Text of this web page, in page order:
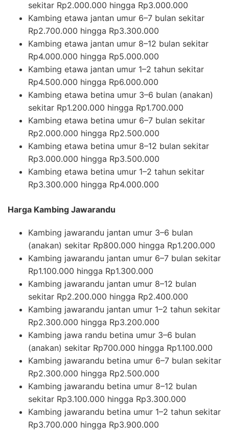
sekitar Rp2.000.000 hingga Rp3.000.000
Kambing etawa jantan umur 6–7 bulan sekitar
Rp2.700.000 hingga Rp3.300.000
Kambing etawa jantan umur 8–12 bulan sekitar
Rp4.000.000 hingga Rp5.000.000
Kambing etawa jantan umur 1–2 tahun sekitar
Rp4.500.000 hingga Rp6.000.000
Kambing etawa betina umur 3–6 bulan (anakan)
sekitar Rp1.200.000 hingga Rp1.700.000
Kambing etawa betina umur 6–7 bulan sekitar
Rp2.000.000 hingga Rp2.500.000
Kambing etawa betina umur 8–12 bulan sekitar
Rp3.000.000 hingga Rp3.500.000
Kambing etawa betina umur 1–2 tahun sekitar
Rp3.300.000 hingga Rp4.000.000
Harga Kambing Jawarandu
Kambing jawarandu jantan umur 3–6 bulan
(anakan) sekitar Rp800.000 hingga Rp1.200.000
Kambing jawarandu jantan umur 6–7 bulan sekitar
Rp1.100.000 hingga Rp1.300.000
Kambing jawarandu jantan umur 8–12 bulan
sekitar Rp2.200.000 hingga Rp2.400.000
Kambing jawarandu jantan umur 1–2 tahun sekitar
Rp2.300.000 hingga Rp3.200.000
Kambing jawa randu betina umur 3–6 bulan
(anakan) sekitar Rp700.000 hingga Rp1.100.000
Kambing jawarandu betina umur 6–7 bulan sekitar
Rp2.300.000 hingga Rp2.500.000
Kambing jawarandu betina umur 8–12 bulan
sekitar Rp3.100.000 hingga Rp3.300.000
Kambing jawarandu betina umur 1–2 tahun sekitar
Rp3.700.000 hingga Rp3.900.000